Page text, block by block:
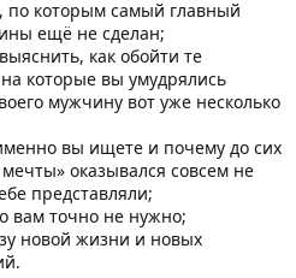
которым самый главный
ещё не сделан;
как обойти те
которые вы умудрялись
мужчину вот уже несколько
вы ищете и почему до сих
оказывался совсем не
представляли;
вам точно не нужно;
новой жизни и новых